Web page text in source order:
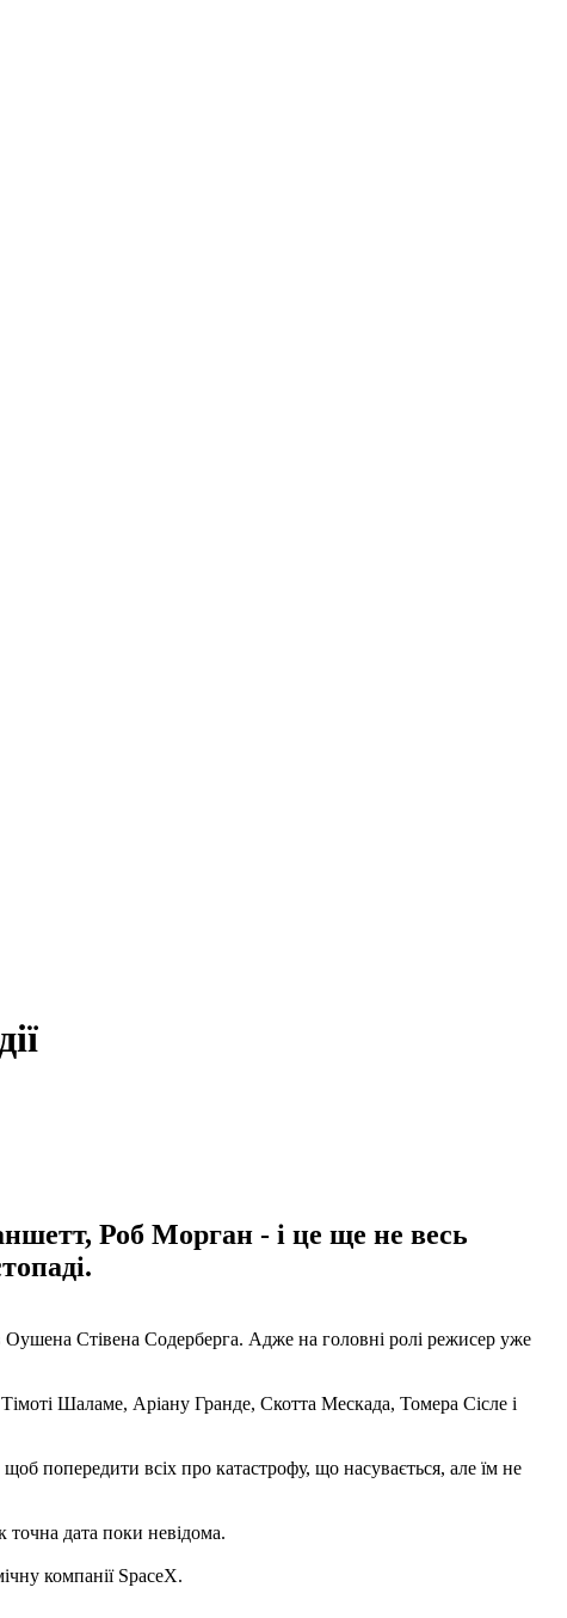
Роб Морган - і це ще не весь
Оушена Стівена Содерберга. Адже на головні ролі режисер уже
Шаламе, Аріану Гранде, Скотта Мескада, Томера Сісле і
попередити всіх про катастрофу, що насувається, але їм не
точна дата поки невідома.
компанії SpaceX.